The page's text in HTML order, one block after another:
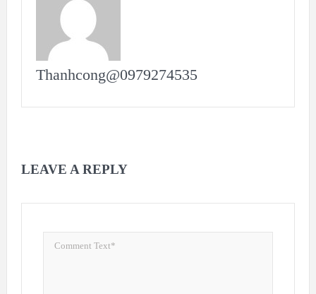
Thanhcong@0979274535
LEAVE A REPLY